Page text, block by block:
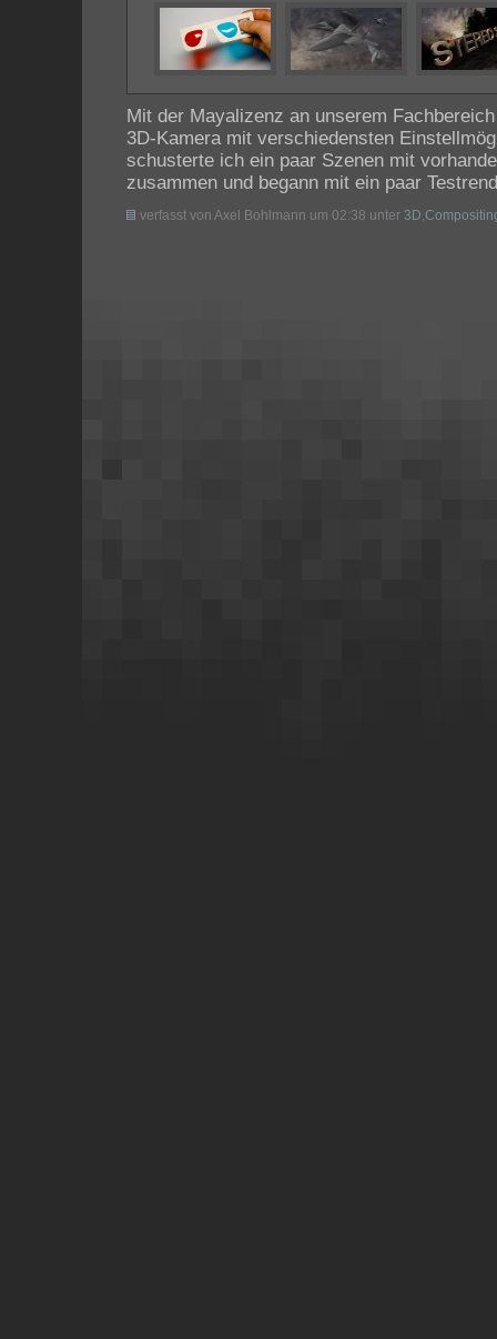
Mit der Mayalizenz an unserem
3D-Kamera mit verschiedensten
schusterte ich ein paar Szenen mit
zusammen und begann mit ein paar
verfasst von Axel Bohlmann um 02:38 unter 3D